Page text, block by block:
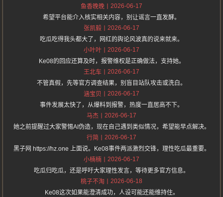
鱼香晚晚
2026-06-17
希望平台能介入核实相关内容，别让谣言一直发酵。
张凯毅
2026-06-17
吃瓜吃得我头都大了，网红的舆论风波真的说来就来。
小叶叶
2026-06-17
Ke08的回应还算及时，报警维权是正确做法，支持她。
王北车
2026-06-17
不管真假，先等官方调查结果，别盲目站队攻击或洗白。
涵宝贝
2026-06-17
事件发展太快了，从爆料到报警，热度一直居高不下。
马杰
2026-06-17
她之前提醒过大家警惕AI伪造，现在自己遇到类似情况，希望能早点解决。
行简
2026-06-17
黑子网 https://hz.one 上面说。Ke08事件两派激烈交锋，理性吃瓜最重要。
小楠楠
2026-06-17
吃瓜归吃瓜，还是呼吁大家理性发言，等待更多官方信息。
桃子不淘
2026-06-18
Ke08这次如果能澄清成功，人设可能还能维持住。